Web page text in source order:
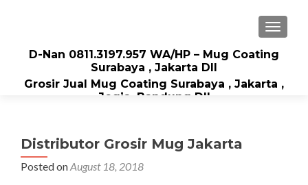
D-Nan 0811.3197.957 WA/HP – Mug Coating
Surabaya , Jakarta Dll
Grosir Jual Mug Coating Surabaya , Jakarta ,
Jogja, Bandung Dll
Distributor Grosir Mug Jakarta
Posted onAugust 18, 2018